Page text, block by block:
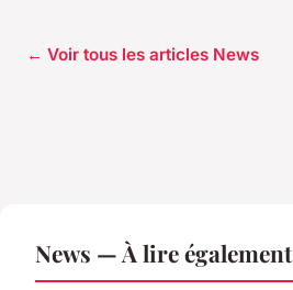
← Voir tous les articles News
News — À lire également